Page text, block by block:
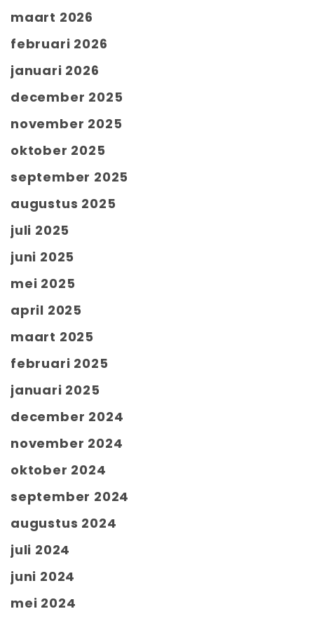
maart 2026
februari 2026
januari 2026
december 2025
november 2025
oktober 2025
september 2025
augustus 2025
juli 2025
juni 2025
mei 2025
april 2025
maart 2025
februari 2025
januari 2025
december 2024
november 2024
oktober 2024
september 2024
augustus 2024
juli 2024
juni 2024
mei 2024